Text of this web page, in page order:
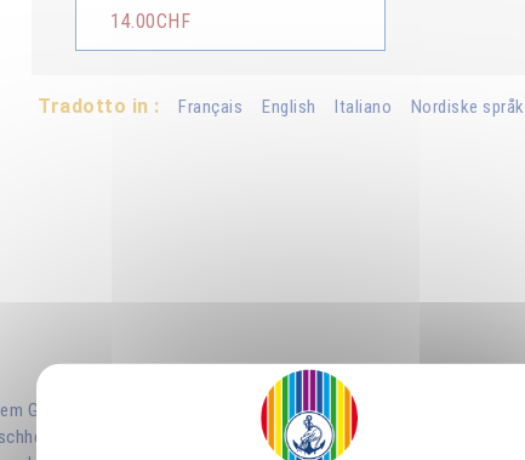
14.00CHF
Tradotto in : Français English Italiano Nordiske språk
Geist geschenkt. Da jeder Gedanke von dieser Macht des
werden. Jeder kann seine Gedanken wie Boten, wie